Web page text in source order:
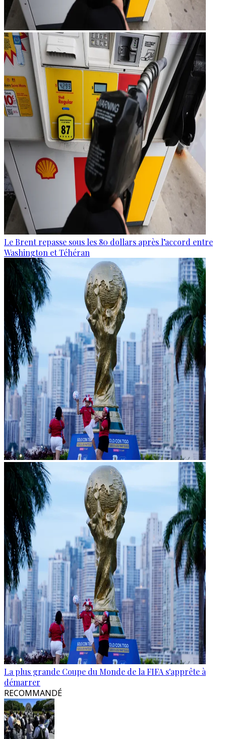
Le Brent repasse sous les 80 dollars après l’accord entre
Washington et Téhéran
La plus grande Coupe du Monde de la FIFA s'apprête à
démarrer
RECOMMANDÉ